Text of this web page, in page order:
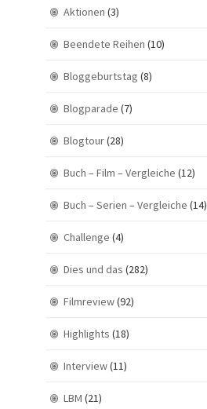
Aktionen (3)
Beendete Reihen (10)
Bloggeburtstag (8)
Blogparade (7)
Blogtour(28)
Buch – Film – Vergleiche (12)
Buch – Serien – Vergleiche (14)
Challenge (4)
Dies und das (282)
Filmreview(92)
Highlights (18)
Interview(11)
LBM (21)